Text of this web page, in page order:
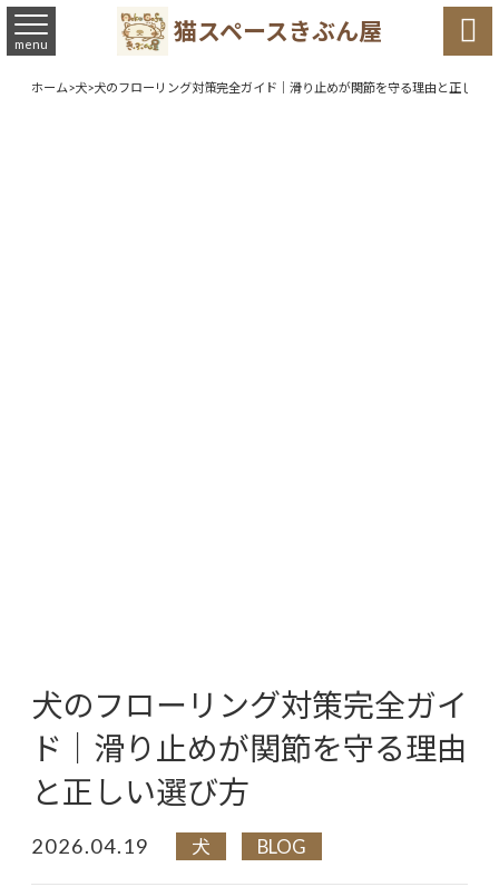
猫スペースきぶん屋
menu 
ホーム>犬>犬のフローリング対策完全ガイド｜滑り止めが関節を守る理由と正しい
犬のフローリング対策完全ガイ
ド｜滑り止めが関節を守る理由
と正しい選び方
2026.04.19 犬 BLOG